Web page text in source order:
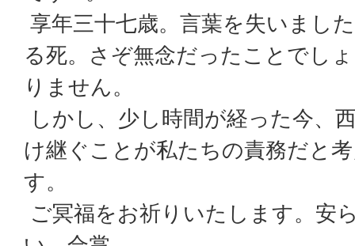
享年三十七歳。言葉を失いまし
る死。さぞ無念だったことでし
りません。
しかし、少し時間が経った今、
け継ぐことが私たちの責務だと
す。
ご冥福をお祈りいたします。安